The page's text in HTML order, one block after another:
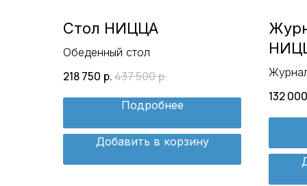
Стол НИЦЦА
Обеденный стол
218 750 р.437 500р.
Подробнее
Добавить в корзину
132 000